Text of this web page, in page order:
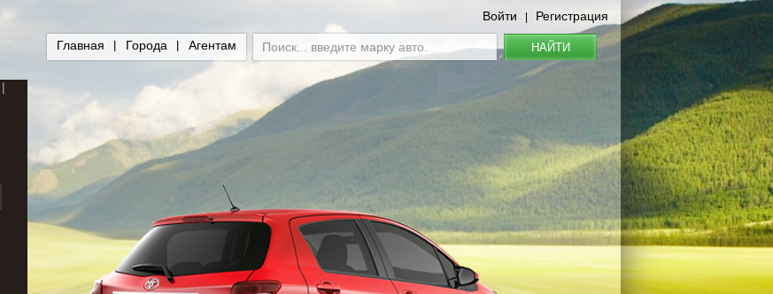
Войти Регистрация
Главная Города Агентам НАЙТИ